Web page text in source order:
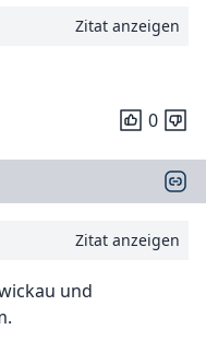
Zitat anzeigen
0
Zitat anzeigen
und